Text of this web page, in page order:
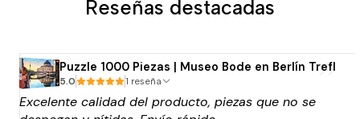
Reseñas destacadas
Puzzle 1000 Piezas | Museo Bode en Berlín Trefl
5.0 1 reseña
Excelente calidad del producto, piezas que no se